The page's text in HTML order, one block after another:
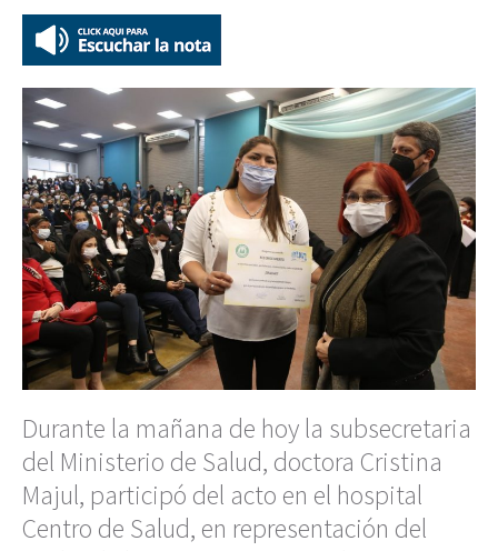
Durante la mañana de hoy la subsecretaria
del Ministerio de Salud, doctora Cristina
Majul, participó del acto en el hospital
Centro de Salud, en representación del